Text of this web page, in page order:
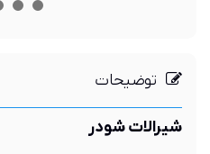
توضیحات
شیرالاتشودر